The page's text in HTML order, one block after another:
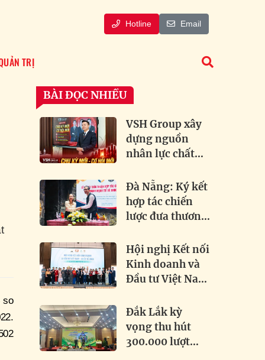
Hotline Email
TRỊ
so
BÀI ĐỌC NHIỀU
VSH Group xây
dựng nguồn
nhân lực chất
dầu xu hướng
bất động sản
Đà Nẵng: Ký kết
hợp tác chiến
lược đưa thương
của Đức về Việt
Nam
Hội nghị Kết nối
Kinh doanh và
Đầu tư Việt Nam
Khai phá tiềm
năng, thúc đẩy
hợp tác toàn cầu
Đắk Lắk kỳ
vọng thu hút
300.000 lượt